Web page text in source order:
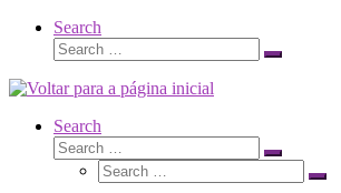
Search
Search
Search
Search
Search
Search
Search